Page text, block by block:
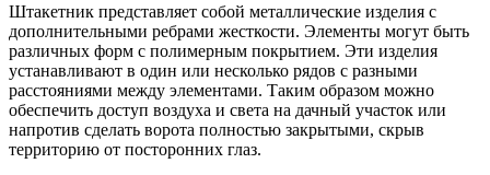
Штакетник представляет собой металлические изделия с
дополнительными ребрами жесткости. Элементы могут быть
различных форм с полимерным покрытием. Эти изделия
устанавливают в один или несколько рядов с разными
расстояниями между элементами. Таким образом можно
обеспечить доступ воздуха и света на дачный участок или
напротив сделать ворота полностью закрытыми, скрыв
территорию от посторонних глаз.